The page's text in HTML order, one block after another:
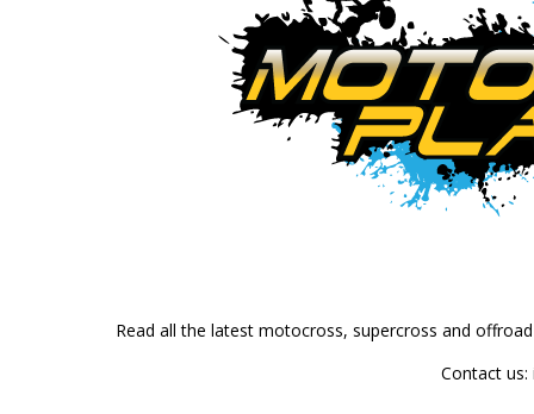
Read all the latest motocross, supercross and
Contact us: